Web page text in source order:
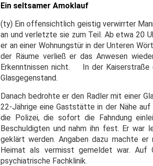
Ein seltsamer Amoklauf
(ty) Ein offensichtlich geistig verwirrter
an und verletzte sie zum Teil. Ab etwa 20
er an einer Wohnungstür in der Unteren
der Räume verließ er das Anwesen
Erkenntnissen nicht. In der Kaiserstraße
Glasgegenstand.
Danach bedrohte er den Radler mit einer
22-Jährige eine Gaststätte in der Nähe
die Polizei, die sofort die Fahndung
Beschuldigten und nahm ihn fest. Er war
geklärt werden. Angaben dazu machte
Heimat als vermisst gemeldet war. Auf
psychiatrische Fachklinik.